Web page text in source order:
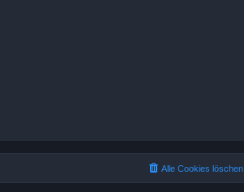
Alle Cookies löschen